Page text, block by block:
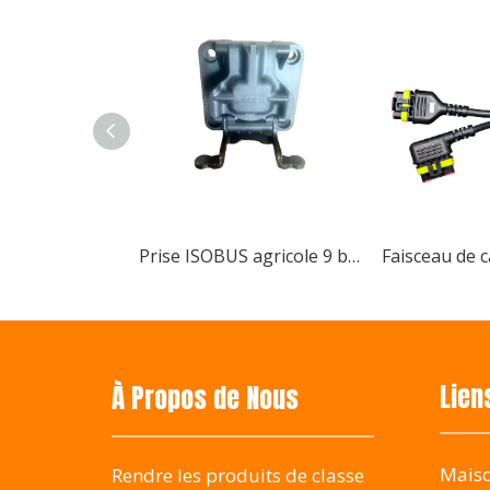
Changshu Bshine La technologie
Prise ISOBUS agricole 9 broches, types maître/esclave/passage disponibles
À Propos de Nous
Rendre les produits de classe